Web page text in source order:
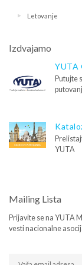
Letovanje
Izdvajamo
YUTA
Putujte
YUTA
Mailing Lista
Prijavite se na YUTA
vesti nacionalne